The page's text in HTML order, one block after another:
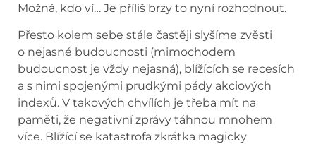
Možná, kdo ví… Je příliš brzy to nyní rozhodnout.
Přesto kolem sebe stále častěji slyšíme zvěsti
o nejasné budoucnosti (mimochodem
budoucnost je vždy nejasná), blížících se recesích
a s nimi spojenými prudkými pády akciových
indexů. V takových chvílích je třeba mít na
paměti, že negativní zprávy táhnou mnohem
více. Blížící se katastrofa zkrátka magicky